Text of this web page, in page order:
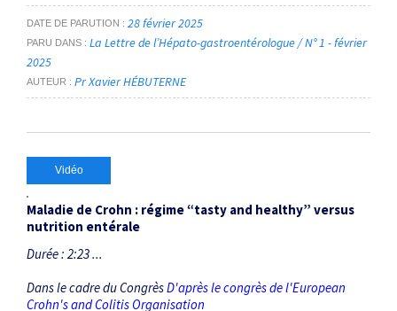
DATE DE PARUTION 28 février 2025
PARU DANS
La Lettre de l’Hépato-gastroentérologue / N° 1 - février
2025
AUTEUR Pr Xavier HÉBUTERNE
Vidéo
Maladie de Crohn : régime “tasty and healthy” versus
nutrition entérale
Durée : 2:23 ...
Dans le cadre du CongrèsD'après le congrès de l'European
Crohn's and Colitis Organisation